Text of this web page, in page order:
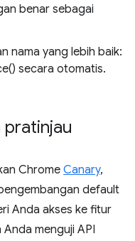
benar sebagai
nama yang lebih baik:
secara otomatis.
Chrome Canary,
default
Anda akses ke fitur
menguji API